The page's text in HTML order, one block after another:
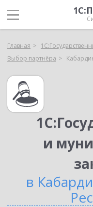
Главная
Выбор партнёра
и
в